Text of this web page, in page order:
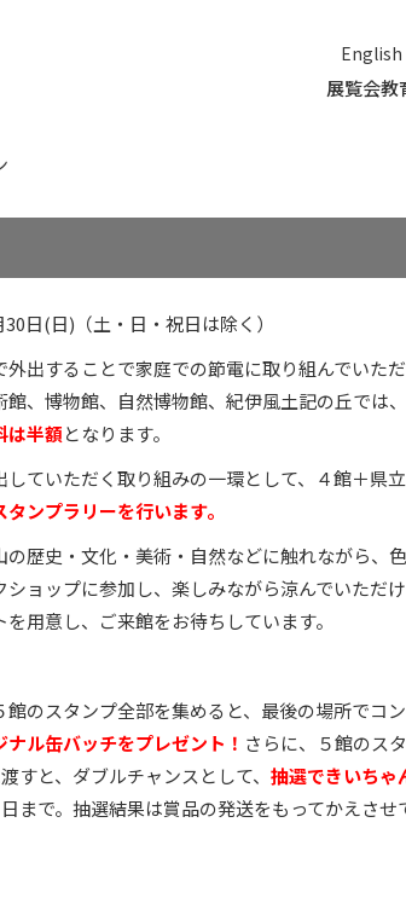
English
展覧会教
日(日)（土・日・祝日は除く）
外出することで家庭での節電に取り組んでいた
、博物館、自然博物館、紀伊風土記の丘では、
は半額となります。
していただく取り組みの一環として、４館＋県
タンプラリーを行います。
の歴史・文化・美術・自然などに触れながら、
ショップに参加し、楽しみながら涼んでいただ
用意し、ご来館をお待ちしています。
館のスタンプ全部を集めると、最後の場所でコ
ナル缶バッチをプレゼント！ さらに、５館のス
と、ダブルチャンスとして、 抽選できいちゃ
日まで。抽選結果は賞品の発送をもってかえさせ